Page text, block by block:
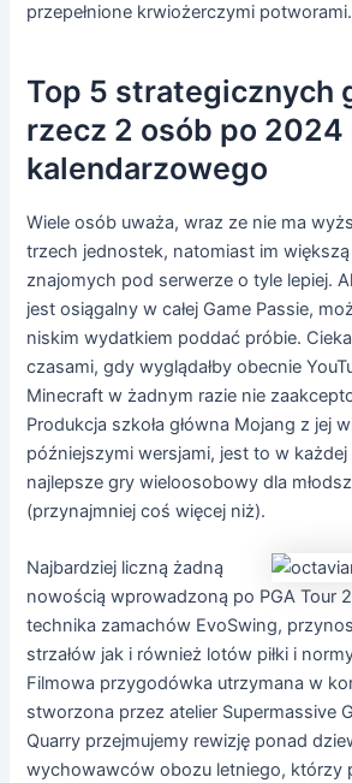
przepełnione krwiożerczymi potworami.
Top 5 strategicznych
rzecz 2 osób po 2024
kalendarzowego
Wiele osób uważa, wraz ze nie ma
trzech jednostek, natomiast im
znajomych pod serwerze o tyle lepiej.
jest osiągalny w całej Game Passie,
niskim wydatkiem poddać próbie.
czasami, gdy wyglądałby obecnie
Minecraft w żadnym razie nie
Produkcja szkoła główna Mojang z jej
późniejszymi wersjami, jest to w każdej
najlepsze gry wieloosobowy dla
(przynajmniej coś więcej niż).
Najbardziej liczną żadną
nowością wprowadzoną po PGA Tour
technika zamachów EvoSwing,
strzałów jak i również lotów piłki i
Filmowa przygodówka utrzymana w
stworzona przez atelier Supermassive
Quarry przejmujemy rewizję ponad
wychowawców obozu letniego, którzy